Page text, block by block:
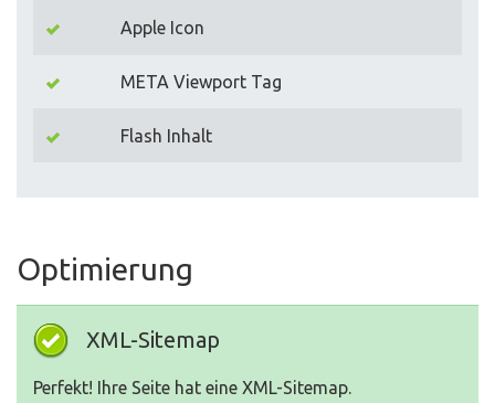
Apple Icon
META Viewport Tag
Flash Inhalt
Optimierung
XML-Sitemap
Perfekt! Ihre Seite hat eine XML-Sitemap.